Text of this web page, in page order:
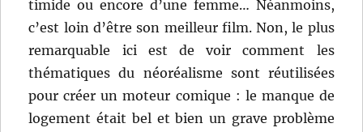
timide ou encore d’une femme… Néanmoins,
c’est loin d’être son meilleur film. Non, le plus
remarquable ici est de voir comment les
thématiques du néoréalisme sont réutilisées
pour créer un moteur comique : le manque de
logement était bel et bien un grave problème